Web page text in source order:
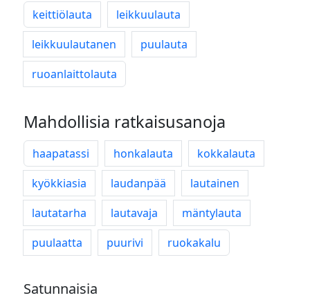
keittiölauta
leikkuulauta
leikkuulautanen
puulauta
ruoanlaittolauta
Mahdollisia ratkaisusanoja
haapatassi honkalauta
kokkalauta
kyökkiasia
laudanpää
lautainen
lautatarha
lautavaja
mäntylauta
puulaatta
puurivi ruokakalu
Satunnaisia